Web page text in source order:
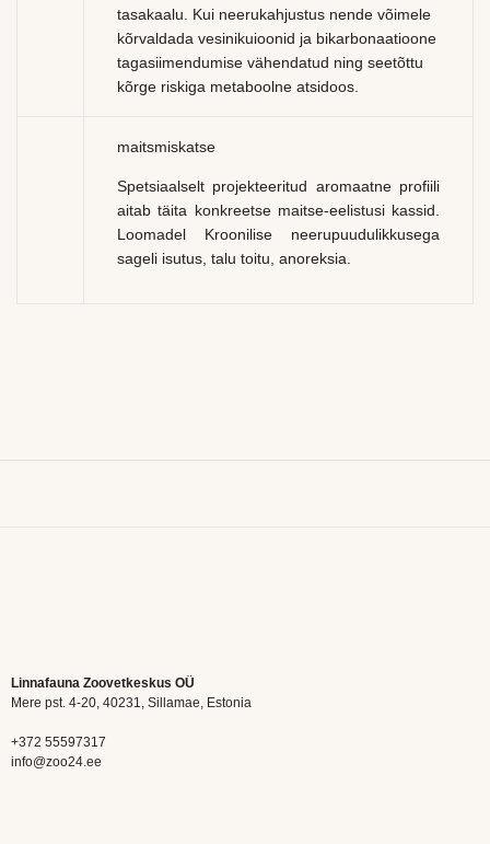
tasakaalu. Kui neerukahjustus nende võimele
kõrvaldada vesinikuioonid ja bikarbonaatioone
tagasiimendumise vähendatud ning seetõttu
kõrge riskiga metaboolne atsidoos.
maitsmiskatse
Spetsiaalselt projekteeritud aromaatne profiili
aitab täita konkreetse maitse-eelistusi kassid.
Loomadel Kroonilise neerupuudulikkusega
sageli isutus, talu toitu, anoreksia.
Linnafauna Zoovetkeskus OÜ
Mere pst. 4-20, 40231, Sillamae, Estonia
+372 55597317
info@zoo24.ee